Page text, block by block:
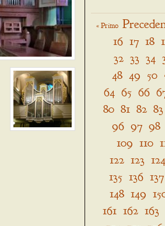
« Primo
16 17 18
32 33 34
48 49 50
64 65 66
80 81 82 83
96 97 98
109 110
122 123 124
135 136 137
148 149
161 162 163